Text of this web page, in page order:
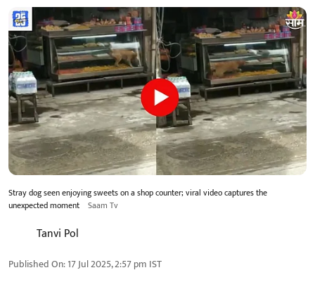
Stray dog seen enjoying sweets on a shop counter; viral video captures the
unexpected moment Saam Tv
Tanvi Pol
Published On:17 Jul 2025, 2:57 pm IST